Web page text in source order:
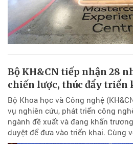
Bộ KH&CN tiếp nhận 28
chiến lược, thúc đẩy triển
Bộ Khoa học và Công nghệ
vụ nghiên cứu, phát triển công
ngành đề xuất và đang khẩn
duyệt để đưa vào triển khai. Cùng